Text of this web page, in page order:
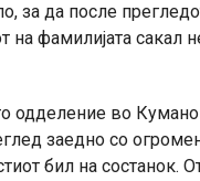
за да после
на фамилијата сакал
одделение во
заедно со
бил на состанок.